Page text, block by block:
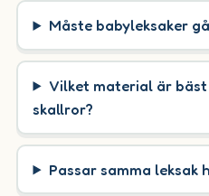
Måste babyleksaker
Vilket material är
skallror?
Passar samma leksak